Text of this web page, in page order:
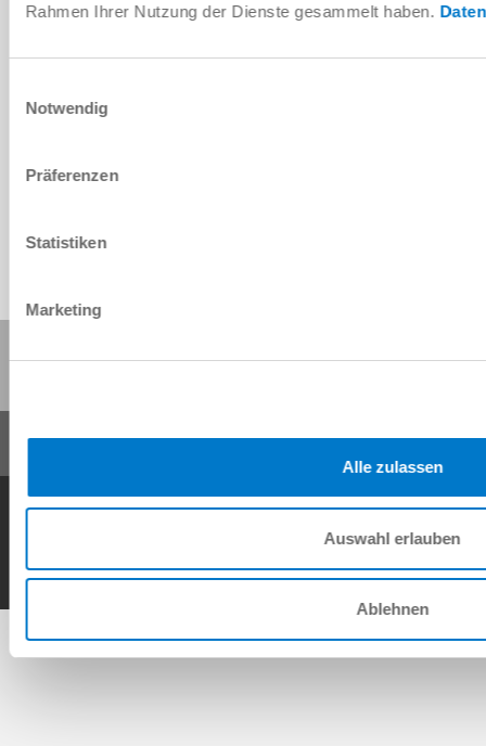
Rahmen Ihrer Nutzung der Dienste gesammelt haben.
Notwendig
Präferenzen
Statistiken
Marketing
Alle zulassen
Auswahl erlauben
Ablehnen
Ogólne warunki transakcji Polityka prywatności Nadrukiem Kontakt
Copyright © ZIMMER GROUP 2026